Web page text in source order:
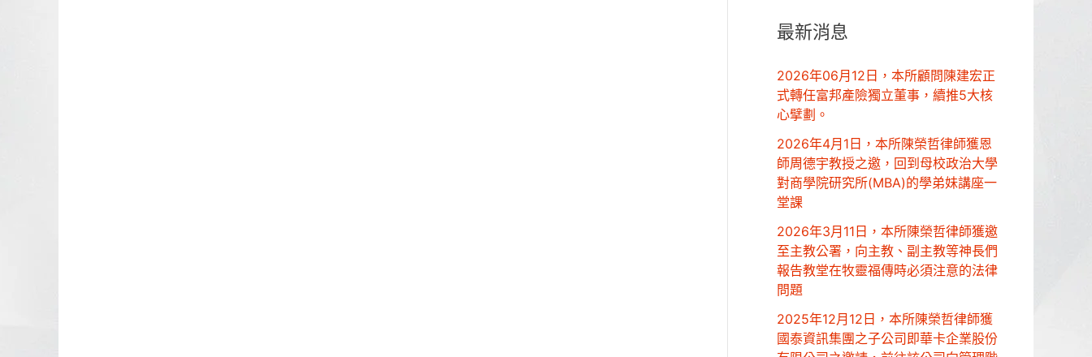
最新消息
2026年06月12日，本所顧問陳建宏正
式轉任富邦產險獨立董事，續推5大核
心擘劃。
2026年4月1日，本所陳榮哲律師獲恩
師周德宇教授之邀，回到母校政治大學
對商學院研究所(MBA)的學弟妹講座一
堂課
2026年3月11日，本所陳榮哲律師獲邀
至主教公署，向主教、副主教等神長們
報告教堂在牧靈福傳時必須注意的法律
問題
2025年12月12日，本所陳榮哲律師獲
國泰資訊集團之子公司即華卡企業股份